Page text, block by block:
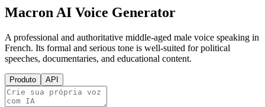
Macron AI Voice Generator
A professional and authoritative middle-aged male voice speaking in
French. Its formal and serious tone is well-suited for political
speeches, documentaries, and educational content.
Produto API